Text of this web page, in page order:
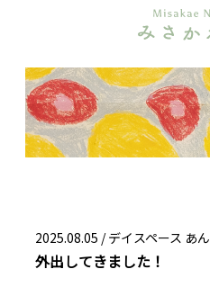
2025.08.05 /デイスペース あん
外出してきました！